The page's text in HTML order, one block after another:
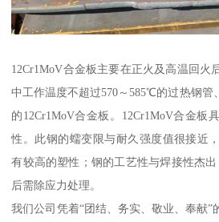
12Cr1MoV合金板主要在正火及高温回火
中工作温度不超过570～585℃的过热钢管
的12Cr1MoV合金板。12Cr1MoV合金板
性。此钢的蠕变限与耐久强度值很接近
有较高的塑性；钢的工艺性与焊接性杰
后需除应力处理。
我们公司凭着“团结、务实、敬业、奉献”